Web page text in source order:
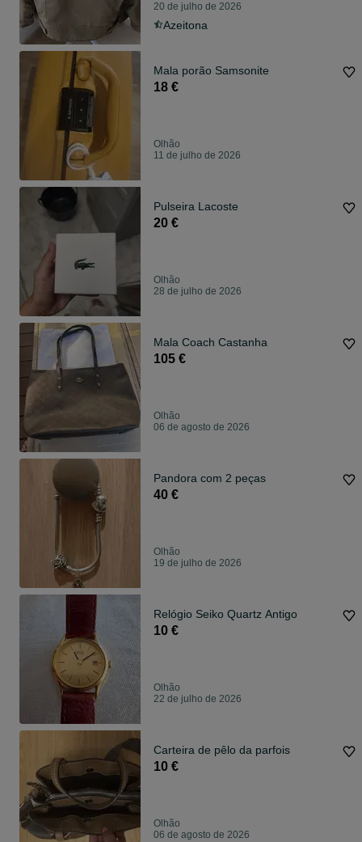
20 de julho de 2026
Azeitona
Mala porão Samsonite
18 €
Olhão
11 de julho de 2026
Pulseira Lacoste
20 €
Olhão
28 de julho de 2026
Mala Coach Castanha
105 €
Olhão
06 de agosto de 2026
Pandora com 2 peças
40 €
Olhão
19 de julho de 2026
Relógio Seiko Quartz Antigo
10 €
Olhão
22 de julho de 2026
Carteira de pêlo da parfois
10 €
Olhão
06 de agosto de 2026